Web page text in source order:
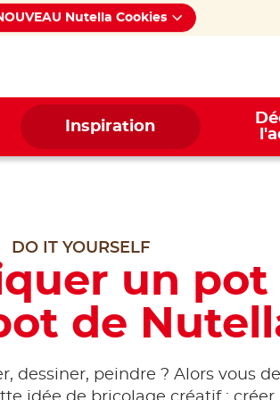
Nutella Cookies
Inspiration
DO IT YOURSELF
un pot
de
dessiner, peindre ? Alors vous